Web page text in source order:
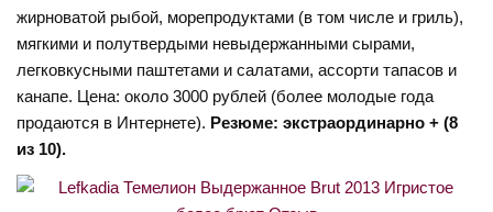
жирноватой рыбой, морепродуктами (в том числе и гриль),
мягкими и полутвердыми невыдержанными сырами,
легковкусными паштетами и салатами, ассорти тапасов и
канапе. Цена: около 3000 рублей (более молодые года
продаются в Интернете). Резюме: экстраординарно + (8
из 10).